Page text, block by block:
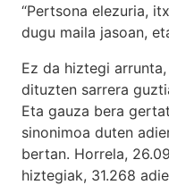
“Pertsona elezuria,
dugu maila jasoan,
Ez da hiztegi
dituzten sarrera
Eta gauza bera
sinonimoa duten
bertan. Horrela,
hiztegiak, 31.268